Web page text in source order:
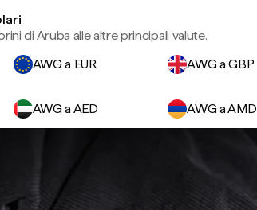
di Aruba alle altre principali valute.
AWG a EUR AWG a GBP
AWG a AED AWG a AMD